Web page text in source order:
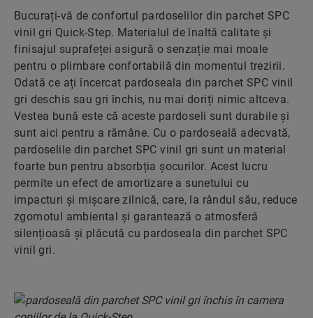
Bucurați-vă de confortul pardoselilor din parchet SPC
vinil gri Quick-Step. Materialul de înaltă calitate și
finisajul suprafeței asigură o senzație mai moale
pentru o plimbare confortabilă din momentul trezirii.
Odată ce ați încercat pardoseala din parchet SPC vinil
gri deschis sau gri închis, nu mai doriți nimic altceva.
Vestea bună este că aceste pardoseli sunt durabile și
sunt aici pentru a rămâne. Cu o pardoseală adecvată,
pardoselile din parchet SPC vinil gri sunt un material
foarte bun pentru absorbția șocurilor. Acest lucru
permite un efect de amortizare a sunetului cu
impacturi și mișcare zilnică, care, la rândul său, reduce
zgomotul ambiental și garantează o atmosferă
silențioasă și plăcută cu pardoseala din parchet SPC
vinil gri.